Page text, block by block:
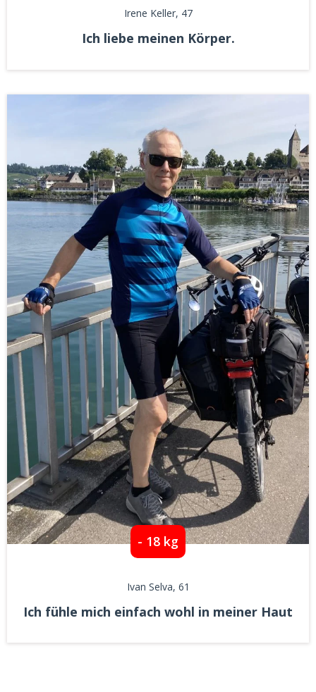
Irene Keller, 47
Ich liebe meinen Körper.
- 18 kg
Ivan Selva, 61
Ich fühle mich einfach wohl in meiner Haut